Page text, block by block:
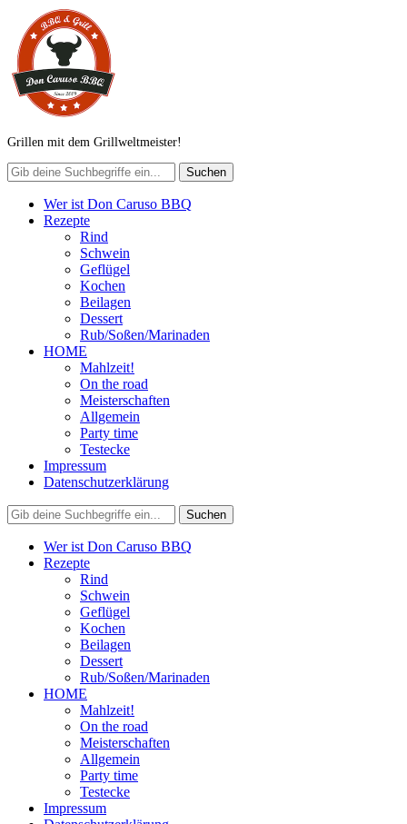
Grillen mit dem Grillweltmeister!
Wer ist Don Caruso BBQ
Rezepte
Rind
Schwein
Geflügel
Kochen
Beilagen
Dessert
Rub/Soßen/Marinaden
HOME
Mahlzeit!
On the road
Meisterschaften
Allgemein
Party time
Testecke
Impressum
Datenschutzerklärung
Wer ist Don Caruso BBQ
Rezepte
Rind
Schwein
Geflügel
Kochen
Beilagen
Dessert
Rub/Soßen/Marinaden
HOME
Mahlzeit!
On the road
Meisterschaften
Allgemein
Party time
Testecke
Impressum